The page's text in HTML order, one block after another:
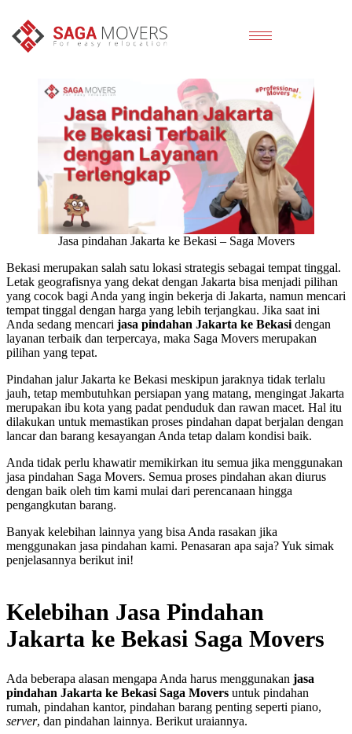
Jasa pindahan Jakarta ke Bekasi – Saga Movers
Bekasi merupakan salah satu lokasi strategis sebagai tempat tinggal.
Letak geografisnya yang dekat dengan Jakarta bisa menjadi pilihan
yang cocok bagi Anda yang ingin bekerja di Jakarta, namun mencari
tempat tinggal dengan harga yang lebih terjangkau. Jika saat ini
Anda sedang mencari jasa pindahan Jakarta ke Bekasi dengan
layanan terbaik dan terpercaya, maka Saga Movers merupakan
pilihan yang tepat.
Pindahan jalur Jakarta ke Bekasi meskipun jaraknya tidak terlalu
jauh, tetap membutuhkan persiapan yang matang, mengingat Jakarta
merupakan ibu kota yang padat penduduk dan rawan macet. Hal itu
dilakukan untuk memastikan proses pindahan dapat berjalan dengan
lancar dan barang kesayangan Anda tetap dalam kondisi baik.
Anda tidak perlu khawatir memikirkan itu semua jika menggunakan
jasa pindahan Saga Movers. Semua proses pindahan akan diurus
dengan baik oleh tim kami mulai dari perencanaan hingga
pengangkutan barang.
Banyak kelebihan lainnya yang bisa Anda rasakan jika
menggunakan jasa pindahan kami. Penasaran apa saja? Yuk simak
penjelasannya berikut ini!
Kelebihan Jasa Pindahan
Jakarta ke Bekasi Saga Movers
Ada beberapa alasan mengapa Anda harus menggunakan jasa
pindahan Jakarta ke Bekasi Saga Movers untuk pindahan
rumah, pindahan kantor, pindahan barang penting seperti piano,
server, dan pindahan lainnya. Berikut uraiannya.